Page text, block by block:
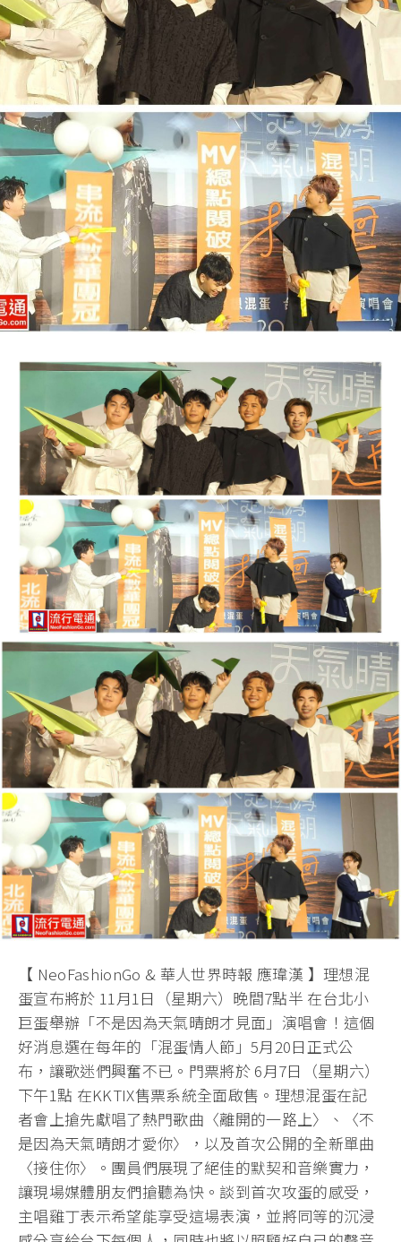
【 NeoFashionGo & 華人世界時報 應瑋漢 】理想混
蛋宣布將於 11月1日（星期六）晚間7點半 在台北小
巨蛋舉辦「不是因為天氣晴朗才見面」演唱會！這個
好消息選在每年的「混蛋情人節」5月20日正式公
布，讓歌迷們興奮不已。門票將於 6月7日（星期六）
下午1點 在KKTIX售票系統全面啟售。理想混蛋在記
者會上搶先獻唱了熱門歌曲〈離開的一路上〉、〈不
是因為天氣晴朗才愛你〉，以及首次公開的全新單曲
〈接住你〉。團員們展現了絕佳的默契和音樂實力，
讓現場媒體朋友們搶聽為快。談到首次攻蛋的感受，
主唱雞丁表示希望能享受這場表演，並將同等的沉浸